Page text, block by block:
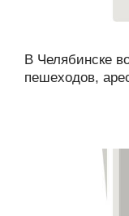
В Челябинске
пешеходов,